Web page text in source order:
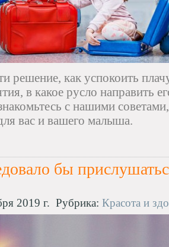
решение, как успокоить
в какое русло направить
с нашими
вас и вашего малыша.
бы
2019 г. Рубрика: Красота и